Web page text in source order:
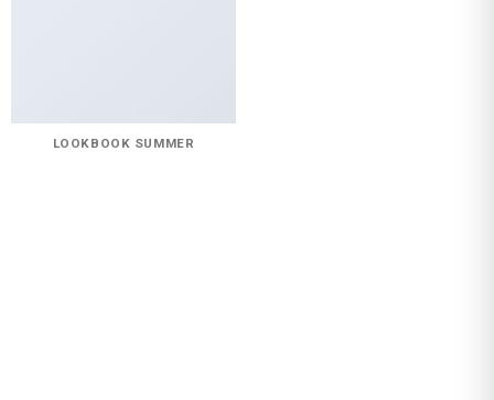
LOOKBOOK SUMMER